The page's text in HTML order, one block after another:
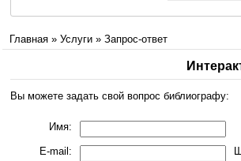
Главная » Услуги » Запрос-ответ
Вы можете задать свой вопрос библиографу:
Имя:
E-mail: